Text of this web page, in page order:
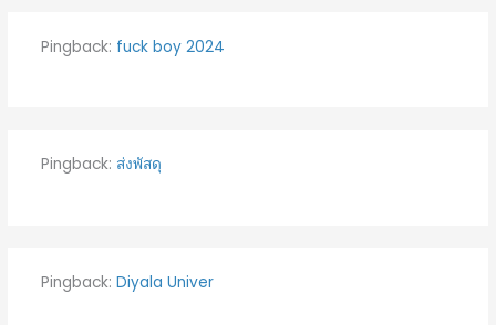
Pingback: fuck boy 2024
Pingback: ส่งพัสดุ
Pingback: Diyala Univer